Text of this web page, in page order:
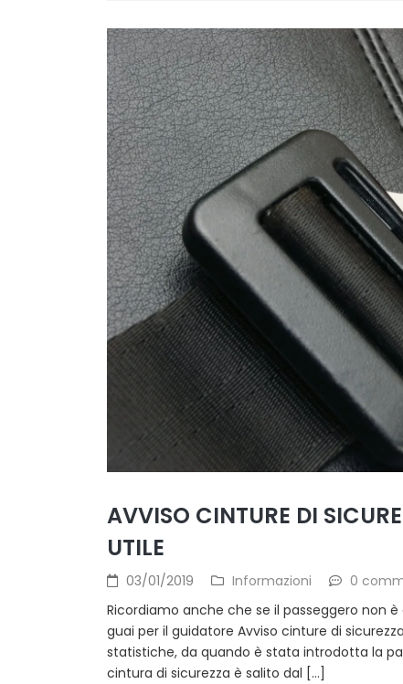
AVVISO CINTURE DI
UTILE
03/01/2019 Informazioni
0
Ricordiamo anche che se il passeggero non
guai per il guidatore Avviso cinture di
statistiche, da quando è stata introdotta la
cintura di sicurezza è salito dal […]